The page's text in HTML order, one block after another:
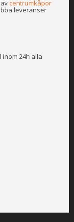
centrumkåpor
leveranser
inom 24h alla